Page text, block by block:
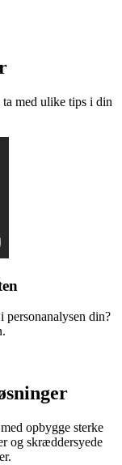
med ulike tips i din
personanalysen din?
opbygge sterke
og skræddersyede